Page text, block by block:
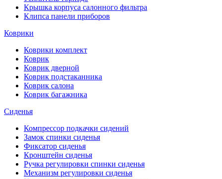
Крышка корпуса салонного фильтра
Клипса панели приборов
Коврики
Коврики комплект
Коврик
Коврик дверной
Коврик подстаканника
Коврик салона
Коврик багажника
Сиденья
Компрессор подкачки сидений
Замок спинки сиденья
Фиксатор сиденья
Кронштейн сиденья
Ручка регулировки спинки сиденья
Механизм регулировки сиденья